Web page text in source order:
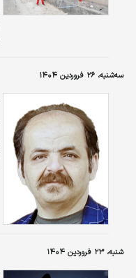
سه‌شنبه، ۲۶ فروردین ۱۴۰۴
شنبه، ۲۳ فروردین ۱۴۰۴